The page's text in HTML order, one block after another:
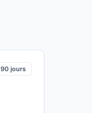
90 jours